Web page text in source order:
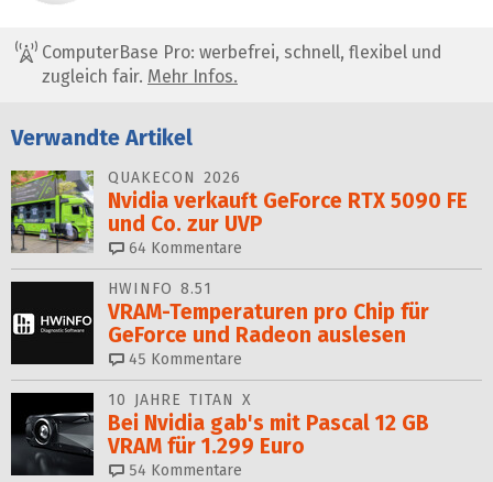
ComputerBase Pro: werbefrei, schnell, flexibel und
zugleich fair. Mehr Infos.
Verwandte Artikel
QUAKECON 2026
Nvidia verkauft GeForce RTX 5090 FE
und Co. zur UVP
64 Kommentare
HWINFO 8.51
VRAM-Temperaturen pro Chip für
GeForce und Radeon auslesen
45 Kommentare
10 JAHRE TITAN X
Bei Nvidia gab's mit Pascal 12 GB
VRAM für 1.299 Euro
54 Kommentare